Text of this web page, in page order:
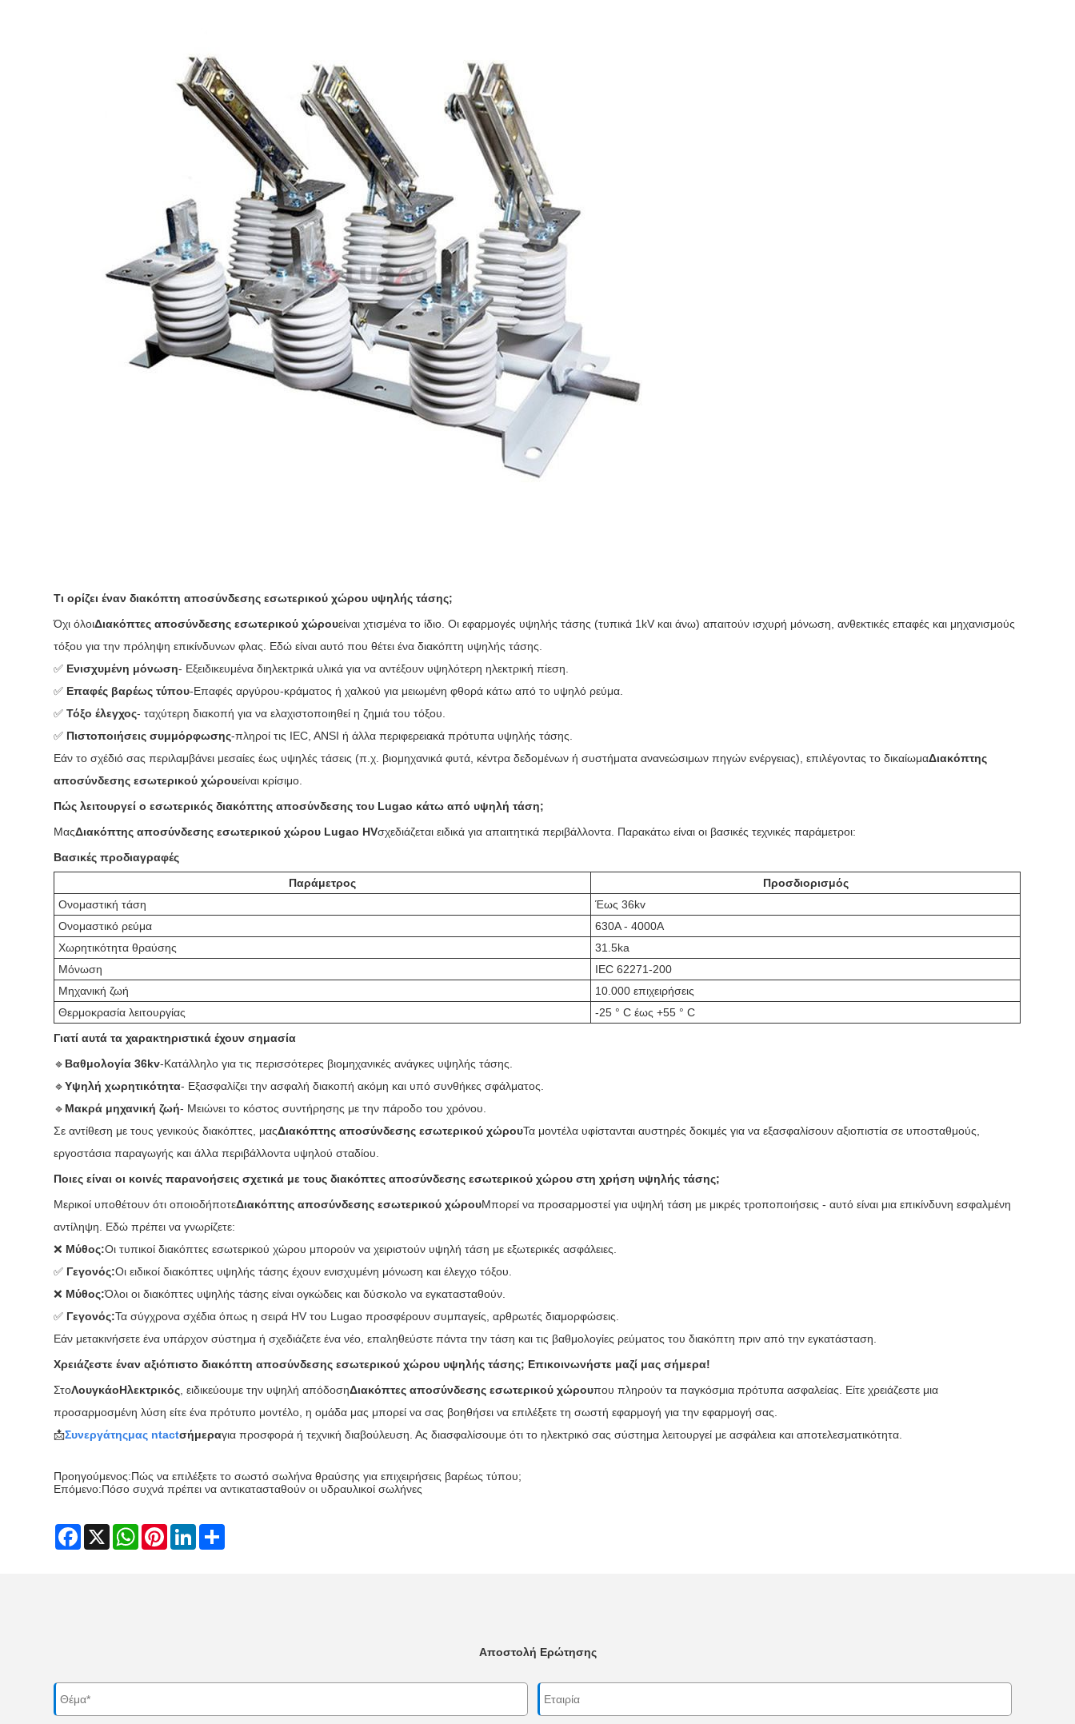
Τι ορίζει έναν διακόπτη αποσύνδεσης εσωτερικού χώρου υψηλής τάσης;
Όχι όλοιΔιακόπτες αποσύνδεσης εσωτερικού χώρουείναι χτισμένα το ίδιο. Οι εφαρμογές υψηλής τάσης (τυπικά 1kV και άνω) απαιτούν ισχυρή μόνωση, ανθεκτικές επαφές και μηχανισμούς
τόξου για την πρόληψη επικίνδυνων φλας. Εδώ είναι αυτό που θέτει ένα διακόπτη υψηλής τάσης.
✅ Ενισχυμένη μόνωση- Εξειδικευμένα διηλεκτρικά υλικά για να αντέξουν υψηλότερη ηλεκτρική πίεση.
✅ Επαφές βαρέως τύπου-Επαφές αργύρου-κράματος ή χαλκού για μειωμένη φθορά κάτω από το υψηλό ρεύμα.
✅Τόξο έλεγχος- ταχύτερη διακοπή για να ελαχιστοποιηθεί η ζημιά του τόξου.
✅ Πιστοποιήσεις συμμόρφωσης-πληροί τις IEC, ANSI ή άλλα περιφερειακά πρότυπα υψηλής τάσης.
Εάν το σχέδιό σας περιλαμβάνει μεσαίες έως υψηλές τάσεις (π.χ. βιομηχανικά φυτά, κέντρα δεδομένων ή συστήματα ανανεώσιμων πηγών ενέργειας), επιλέγοντας το δικαίωμαΔιακόπτης
αποσύνδεσης εσωτερικού χώρουείναι κρίσιμο.
Πώς λειτουργεί ο εσωτερικός διακόπτης αποσύνδεσης του Lugao κάτω από υψηλή τάση;
ΜαςΔιακόπτης αποσύνδεσης εσωτερικού χώρου Lugao HVσχεδιάζεται ειδικά για απαιτητικά περιβάλλοντα. Παρακάτω είναι οι βασικές τεχνικές παράμετροι:
Βασικές προδιαγραφές
Παράμετρος
Προσδιορισμός
Ονομαστική τάση
Έως 36kv
Ονομαστικό ρεύμα
630Α - 4000Α
Χωρητικότητα θραύσης
31.5ka
Μόνωση
IEC 62271-200
Μηχανική ζωή
10.000 επιχειρήσεις
Θερμοκρασία λειτουργίας
-25 ° C έως +55 ° C
Γιατί αυτά τα χαρακτηριστικά έχουν σημασία
🔹 Βαθμολογία 36kv-Κατάλληλο για τις περισσότερες βιομηχανικές ανάγκες υψηλής τάσης.
🔹Υψηλή χωρητικότητα- Εξασφαλίζει την ασφαλή διακοπή ακόμη και υπό συνθήκες σφάλματος.
🔹 Μακρά μηχανική ζωή- Μειώνει το κόστος συντήρησης με την πάροδο του χρόνου.
Σε αντίθεση με τους γενικούς διακόπτες, μαςΔιακόπτης αποσύνδεσης εσωτερικού χώρουΤα μοντέλα υφίστανται αυστηρές δοκιμές για να εξασφαλίσουν αξιοπιστία σε υποσταθμούς,
εργοστάσια παραγωγής και άλλα περιβάλλοντα υψηλού σταδίου.
Ποιες είναι οι κοινές παρανοήσεις σχετικά με τους διακόπτες αποσύνδεσης εσωτερικού χώρου στη χρήση υψηλής τάσης;
Μερικοί υποθέτουν ότι οποιοδήποτεΔιακόπτης αποσύνδεσης εσωτερικού χώρουΜπορεί να προσαρμοστεί για υψηλή τάση με μικρές τροποποιήσεις - αυτό είναι μια επικίνδυνη εσφαλμένη
αντίληψη. Εδώ πρέπει να γνωρίζετε:
❌ Μύθος:Οι τυπικοί διακόπτες εσωτερικού χώρου μπορούν να χειριστούν υψηλή τάση με εξωτερικές ασφάλειες.
✅ Γεγονός:Οι ειδικοί διακόπτες υψηλής τάσης έχουν ενισχυμένη μόνωση και έλεγχο τόξου.
❌ Μύθος:Όλοι οι διακόπτες υψηλής τάσης είναι ογκώδεις και δύσκολο να εγκατασταθούν.
✅ Γεγονός:Τα σύγχρονα σχέδια όπως η σειρά HV του Lugao προσφέρουν συμπαγείς, αρθρωτές διαμορφώσεις.
Εάν μετακινήσετε ένα υπάρχον σύστημα ή σχεδιάζετε ένα νέο, επαληθεύστε πάντα την τάση και τις βαθμολογίες ρεύματος του διακόπτη πριν από την εγκατάσταση.
Χρειάζεστε έναν αξιόπιστο διακόπτη αποσύνδεσης εσωτερικού χώρου υψηλής τάσης; Επικοινωνήστε μαζί μας σήμερα!
ΣτοΛουγκάοΗλεκτρικός , ειδικεύουμε την υψηλή απόδοσηΔιακόπτες αποσύνδεσης εσωτερικού χώρουπου πληρούν τα παγκόσμια πρότυπα ασφαλείας. Είτε χρειάζεστε μια
προσαρμοσμένη λύση είτε ένα πρότυπο μοντέλο, η ομάδα μας μπορεί να σας βοηθήσει να επιλέξετε τη σωστή εφαρμογή για την εφαρμογή σας.
📩Συνεργάτηςμας ntactσήμεραγια προσφορά ή τεχνική διαβούλευση. Ας διασφαλίσουμε ότι το ηλεκτρικό σας σύστημα λειτουργεί με ασφάλεια και αποτελεσματικότητα.
Προηγούμενος:Πώς να επιλέξετε το σωστό σωλήνα θραύσης για επιχειρήσεις βαρέως τύπου;
Επόμενο:Πόσο συχνά πρέπει να αντικατασταθούν οι υδραυλικοί σωλήνες
Facebook
X WhatsAppPinterestLinkedIn
Αποστολή Ερώτησης